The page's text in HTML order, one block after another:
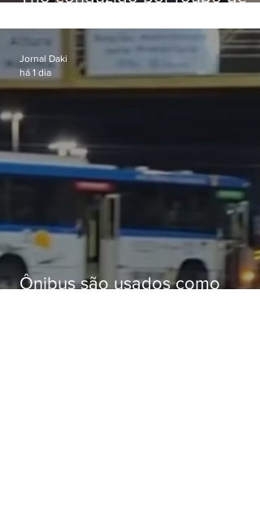
passagens
Ônibus são usados como
Jornal Daki
há 1 dia